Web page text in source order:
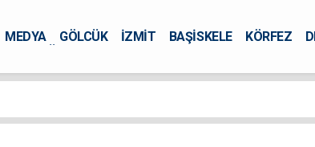
MEDYA GÖLCÜK İZMİT BAŞİSKELE KÖRFEZ